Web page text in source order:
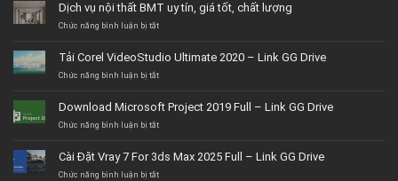
Dịch vụ nội thất BMT uy tín, giá tốt, chất lượng
Chức năng bình luận bị tắtở
nội
thất
tín,
giá
lượng
Tải Corel VideoStudio Ultimate 2020 – Link GG Drive
Chức năng bình luận bị tắtở
VideoStudio
Ultimate
Link
GG
Download Microsoft Project 2019 Full – Link GG Drive
Chức năng bình luận bị tắtở
Project
2019
Cài Đặt Vray 7 For 3ds Max 2025 Full – Link GG Drive
Chức năng bình luận bị tắtở